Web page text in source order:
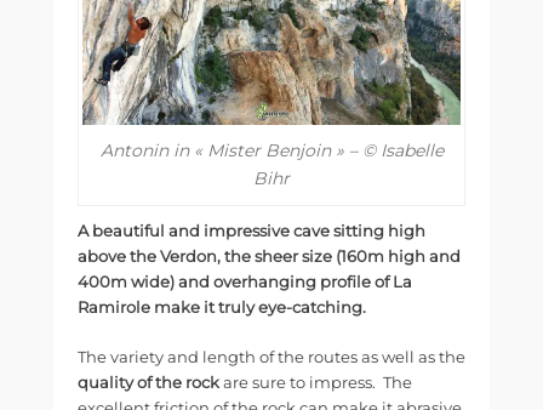
Antonin in « Mister Benjoin » – © Isabelle
Bihr
A beautiful and impressive cave sitting high
above the Verdon, the sheer size (160m high and
400m wide) and overhanging profile of La
Ramirole make it truly eye-catching.
The variety and length of the routes as well as the
quality of the rockare sure to impress. The